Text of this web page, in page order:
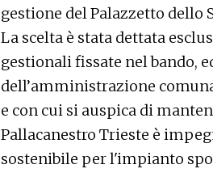
gestione del Palazzetto dello
La scelta è stata dettata
gestionali fissate nel bando,
dell’amministrazione
e con cui si auspica di
Pallacanestro Trieste è
sostenibile per l'impianto